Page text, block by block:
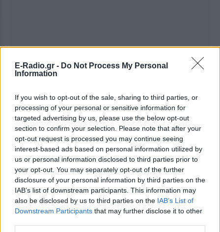
E-Radio.gr - Do Not Process My Personal
Information
If you wish to opt-out of the sale, sharing to third parties, or
processing of your personal or sensitive information for
targeted advertising by us, please use the below opt-out
section to confirm your selection. Please note that after your
opt-out request is processed you may continue seeing
interest-based ads based on personal information utilized by
us or personal information disclosed to third parties prior to
your opt-out. You may separately opt-out of the further
disclosure of your personal information by third parties on the
IAB’s list of downstream participants. This information may
also be disclosed by us to third parties on the IAB’s List of
Downstream Participants that may further disclose it to other
Ακολουθήστε το E-Radio.gr στο Google News
και μάθετε πρώτοιτα πιο hot νέα
Για ακόμη περισσότερανέα, μπείτε στην ροή
του E-Daily.gr